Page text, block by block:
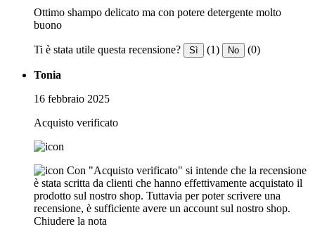
Ottimo shampo delicato ma con potere detergente molto
buono
Ti è stata utile questa recensione? Sì (1) No (0)
Tonia
16 febbraio 2025
Acquisto verificato
Con "Acquisto verificato" si intende che la recensione
è stata scritta da clienti che hanno effettivamente acquistato il
prodotto sul nostro shop. Tuttavia per poter scrivere una
recensione, è sufficiente avere un account sul nostro shop.
Chiudere la nota